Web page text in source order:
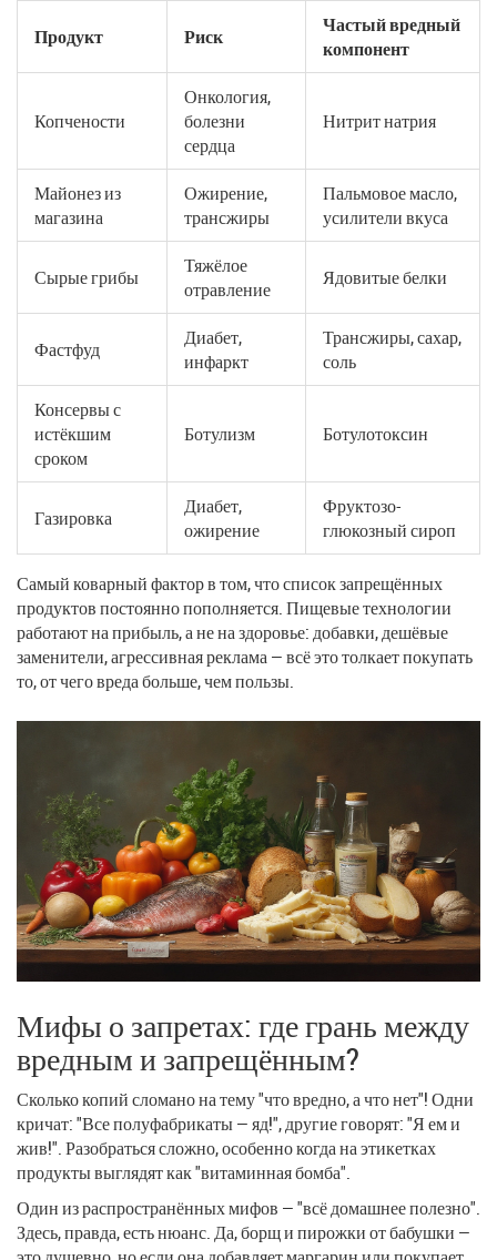
Продукт Риск
Частый вредный
компонент
Копчености
Онкология,
болезни
сердца
Нитрит натрия
Майонез из
магазина
Ожирение,
трансжиры
Пальмовое масло,
усилители вкуса
Сырые грибы
Тяжёлое
отравление
Ядовитые белки
Фастфуд
Диабет,
инфаркт
Трансжиры, сахар,
соль
Консервы с
истёкшим
сроком
Ботулизм Ботулотоксин
Газировка
Диабет,
ожирение
Фруктозо-
глюкозный сироп
Самый коварный фактор в том, что список запрещённых
продуктов постоянно пополняется. Пищевые технологии
работают на прибыль, а не на здоровье: добавки, дешёвые
заменители, агрессивная реклама — всё это толкает покупать
то, от чего вреда больше, чем пользы.
Мифы о запретах: где грань между
вредным и запрещённым?
Сколько копий сломано на тему "что вредно, а что нет"! Одни
кричат: "Все полуфабрикаты — яд!", другие говорят: "Я ем и
жив!". Разобраться сложно, особенно когда на этикетках
продукты выглядят как "витаминная бомба".
Один из распространённых мифов — "всё домашнее полезно".
Здесь, правда, есть нюанс. Да, борщ и пирожки от бабушки —